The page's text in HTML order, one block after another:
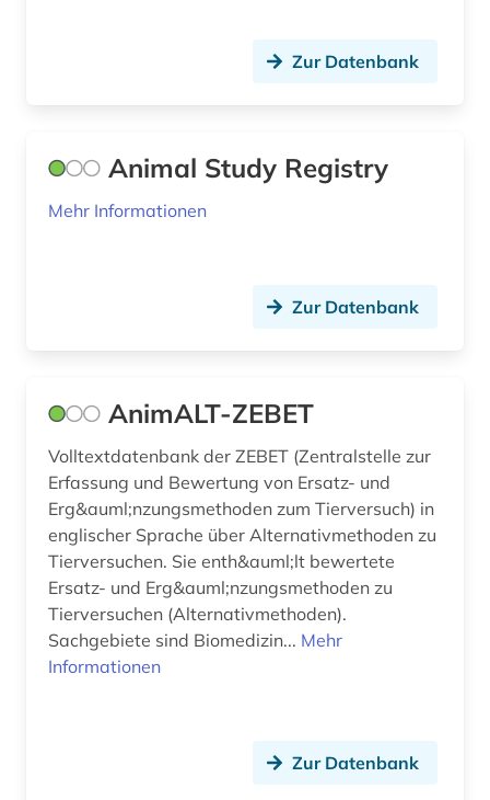
geowissenschaften (10)
gesundheitsforschung (1)
gesundheitsförderung (1)
gesundheitsgefährdung (2)
gesundheitsproblematik (1)
gesundheitsschädlicher stoff (4)
gesundheitsversorgung (1)
gewerblicher rechtsschutz (4)
Zur Datenbank
Animal Study Registry
Mehr Informationen
Zur Datenbank
AnimALT-ZEBET
Volltextdatenbank der ZEBET (Zentralstelle zur
Erfassung und Bewertung von Ersatz- und
Erg&auml;nzungsmethoden zum Tierversuch) in
englischer Sprache über Alternativmethoden zu
Tierversuchen. Sie enth&auml;lt bewertete
Ersatz- und Erg&auml;nzungsmethoden zu
Tierversuchen (Alternativmethoden).
Sachgebiete sind Biomedizin... Mehr
Informationen
Zur Datenbank